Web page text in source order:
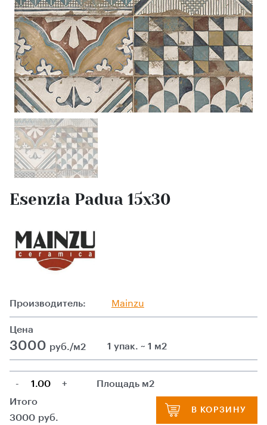
Esenzia Padua 15х30
Производитель: Mainzu
Цена
3000 руб./м2 1 упак. ~ 1 м2
- +
Площадь м2
Итого
3000 руб.
В КОРЗИНУ